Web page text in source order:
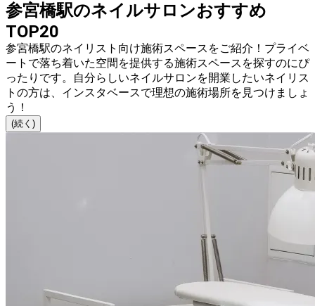
参宮橋駅のネイルサロンおすすめ
TOP20
参宮橋駅のネイリスト向け施術スペースをご紹介！プライベ
ートで落ち着いた空間を提供する施術スペースを探すのにぴ
ったりです。自分らしいネイルサロンを開業したいネイリス
トの方は、インスタベースで理想の施術場所を見つけましょ
う！
(続く)